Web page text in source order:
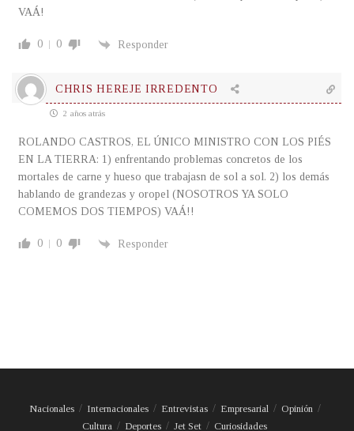
VAÁ!
0 0 Responder
CHRIS HEREJE IRREDENTO
2 años atrás
ROLANDO CASTROS, EL ÚNICO MINISTRO CON LOS PIÉS
EN LA TIERRA: 1) enfrentando problemas concretos de los
mortales de carne y hueso que trabajasn de sol a sol. 2) los demás
hablando de grandezas y oropel (NOSOTROS YA SOLO
COMEMOS DOS TIEMPOS) VAÁ!!
0 0 Responder
Nacionales Internacionales Entrevistas Empresarial
Opinión
Cultura
Deportes Jet Set Curiosidades